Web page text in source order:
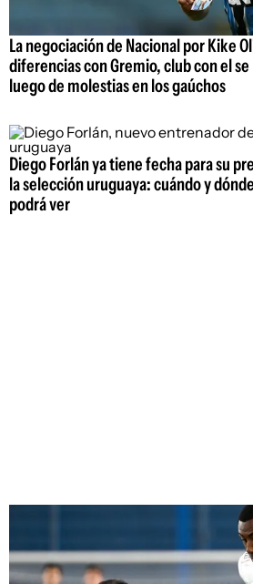
La negociación de Nacional por Kike
diferencias con Gremio, club con el
luego de molestias en los gaúchos
Diego Forlán ya tiene fecha para su
la selección uruguaya: cuándo y
podrá ver